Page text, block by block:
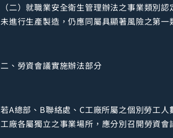
（二）就職業安全衛生管理辦法之事業類別
未進行生產製造，仍應同屬具顯著風險之第一
二、勞資會議實施辦法部分
若A總部、B聯絡處、C工廠所屬之個別勞工
工廠各屬獨立之事業場所，應分別召開勞資會